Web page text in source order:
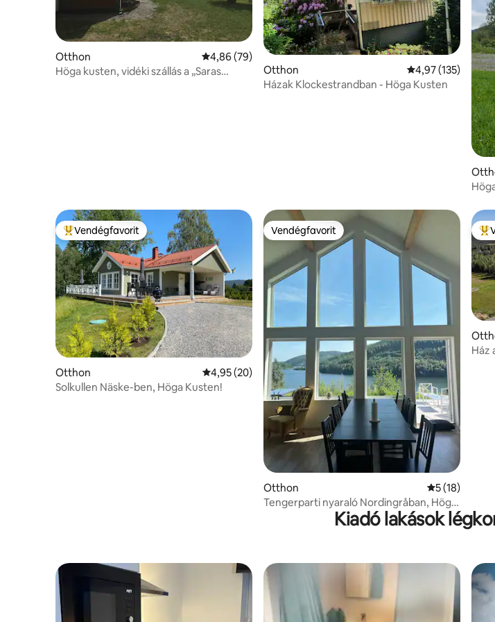
Otthon Átlagos értékelés: 5/4,86, 79 vélemény
4,86 (79)
Höga kusten, vidéki szállás a „Saras
Otthon Átlagos értékelés:
4,97 (135)
Házak Klockestrandban - Höga Kusten
Kiemelt vendégfavorit
Vendégfavorit
Otthon Átlagos értékelés: 5/4,95, 20 vélemény
4,95 (20)
Solkullen Näske-ben, Höga Kusten!
Vendégfavorit
Vendégfavorit
Otthon Átlagos
5 (18)
Tengerparti nyaraló Nordingråban, Höga
Ház
Kiadó lakások